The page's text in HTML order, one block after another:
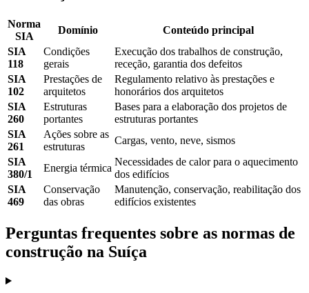
Norma
SIA
Domínio
Conteúdo principal
SIA
118
Condições
gerais
Execução dos trabalhos de construção,
receção, garantia dos defeitos
SIA
102
Prestações de
arquitetos
Regulamento relativo às prestações e
honorários dos arquitetos
SIA
260
Estruturas
portantes
Bases para a elaboração dos projetos de
estruturas portantes
SIA
261
Ações sobre as
estruturas
Cargas, vento, neve, sismos
SIA
380/1
Energia térmica
Necessidades de calor para o aquecimento
dos edifícios
SIA
469
Conservação
das obras
Manutenção, conservação, reabilitação dos
edifícios existentes
Perguntas frequentes sobre as normas de
construção na Suíça